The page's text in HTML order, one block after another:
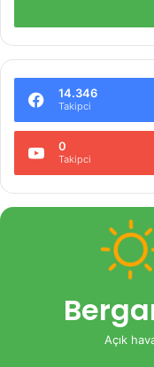
14.346
Takipci
0
Takipci
Açık